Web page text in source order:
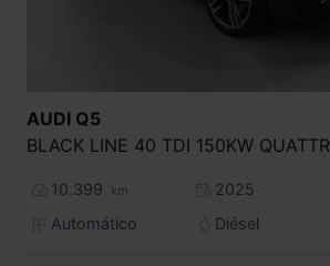
AUDI Q5
10.399 km
2025
Automático
Diésel